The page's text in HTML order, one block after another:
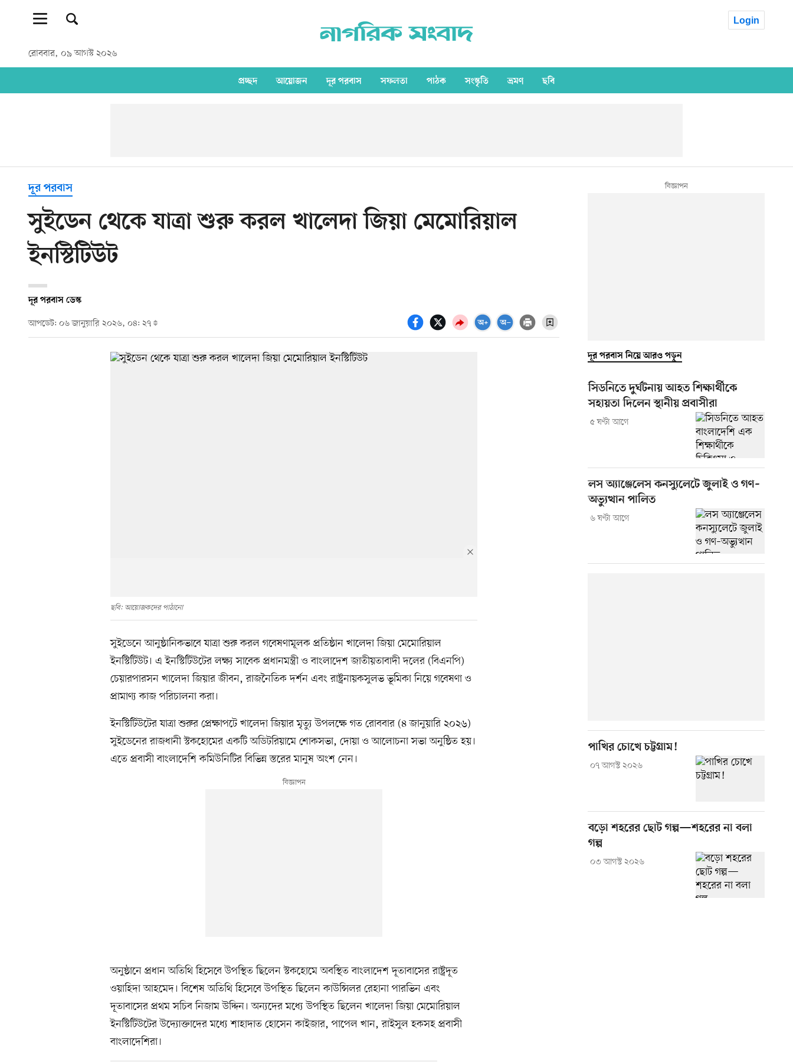
রোববার, ০৯ আগস্ট ২০২৬
Login
প্রচ্ছদ আয়োজন দূর পরবাস সফলতা পাঠক সংস্কৃতি ভ্রমণ ছবি
দূর পরবাস
সুইডেন থেকে যাত্রা শুরু করল খালেদা জিয়া মেমোরিয়াল
ইনস্টিটিউট
দূর পরবাস ডেস্ক
আপডেট: ০৬ জানুয়ারি ২০২৬, ০৪: ২৭
ছবি: আয়োজকদের পাঠানো
সুইডেনে আনুষ্ঠানিকভাবে যাত্রা শুরু করল গবেষণামূলক প্রতিষ্ঠান খালেদা জিয়া মেমোরিয়াল
ইনস্টিটিউট। এ ইনস্টিটিউটের লক্ষ্য সাবেক প্রধানমন্ত্রী ও বাংলাদেশ জাতীয়তাবাদী দলের (বিএনপি)
চেয়ারপারসন খালেদা জিয়ার জীবন, রাজনৈতিক দর্শন এবং রাষ্ট্রনায়কসুলভ ভূমিকা নিয়ে গবেষণা ও
প্রামাণ্য কাজ পরিচালনা করা।
ইনস্টিটিউটের যাত্রা শুরুর প্রেক্ষাপটে খালেদা জিয়ার মৃত্যু উপলক্ষে গত রোববার (৪ জানুয়ারি ২০২৬)
সুইডেনের রাজধানী স্টকহোমের একটি অডিটরিয়ামে শোকসভা, দোয়া ও আলোচনা সভা অনুষ্ঠিত হয়।
এতে প্রবাসী বাংলাদেশি কমিউনিটির বিভিন্ন স্তরের মানুষ অংশ নেন।
অনুষ্ঠানে প্রধান অতিথি হিসেবে উপস্থিত ছিলেন স্টকহোমে অবস্থিত বাংলাদেশ দূতাবাসের রাষ্ট্রদূত
ওয়াহিদা আহমেদ। বিশেষ অতিথি হিসেবে উপস্থিত ছিলেন কাউন্সিলর রেহানা পারভিন এবং
দূতাবাসের প্রথম সচিব নিজাম উদ্দিন। অন্যদের মধ্যে উপস্থিত ছিলেন খালেদা জিয়া মেমোরিয়াল
ইনস্টিটিউটের উদ্যোক্তাদের মধ্যে শাহাদাত হোসেন কাইজার, পাপেল খান, রাইসুল হকসহ প্রবাসী
বাংলাদেশিরা।
দূর পরবাস নিয়ে আরও পড়ুন
সিডনিতে দুর্ঘটনায় আহত শিক্ষার্থীকে
সহায়তা দিলেন স্থানীয় প্রবাসীরা
৫ ঘণ্টা আগে
লস অ্যাঞ্জেলেস কনস্যুলেটে জুলাই ও গণ–
অভ্যুত্থান পালিত
৬ ঘণ্টা আগে
পাখির চোখে চট্টগ্রাম!
০৭ আগস্ট ২০২৬
বড়ো শহরের ছোট গল্প—শহরের না বলা
গল্প
০৩ আগস্ট ২০২৬